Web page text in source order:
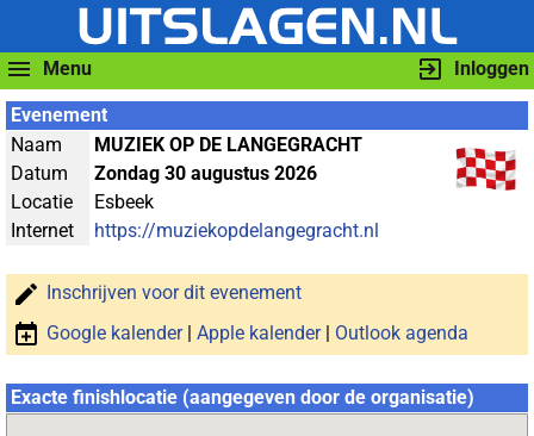
Menu Inloggen
Evenement
Naam
MUZIEK OP DE LANGEGRACHT
Datum
Zondag 30 augustus 2026
Locatie
Esbeek
Internet
https://muziekopdelangegracht.nl
Inschrijven voor dit evenement
Google kalender| Apple kalender| Outlook agenda
Exacte finishlocatie (aangegeven door de organisatie)